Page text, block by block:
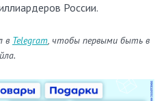
России.
в Telegram, чтобы первыми быть в